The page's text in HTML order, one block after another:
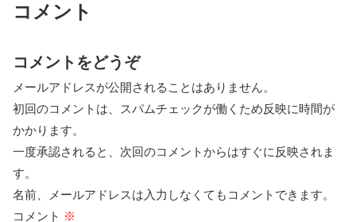
コメント
コメントをどうぞ
メールアドレスが公開されることはありません。
初回のコメントは、スパムチェックが働くため反映に時間が
かかります。
一度承認されると、次回のコメントからはすぐに反映されま
す。
名前、メールアドレスは入力しなくてもコメントできます。
コメント ※